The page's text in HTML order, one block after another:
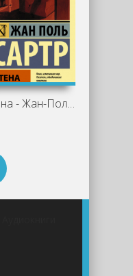
Стена - Жан-Поль Сартр